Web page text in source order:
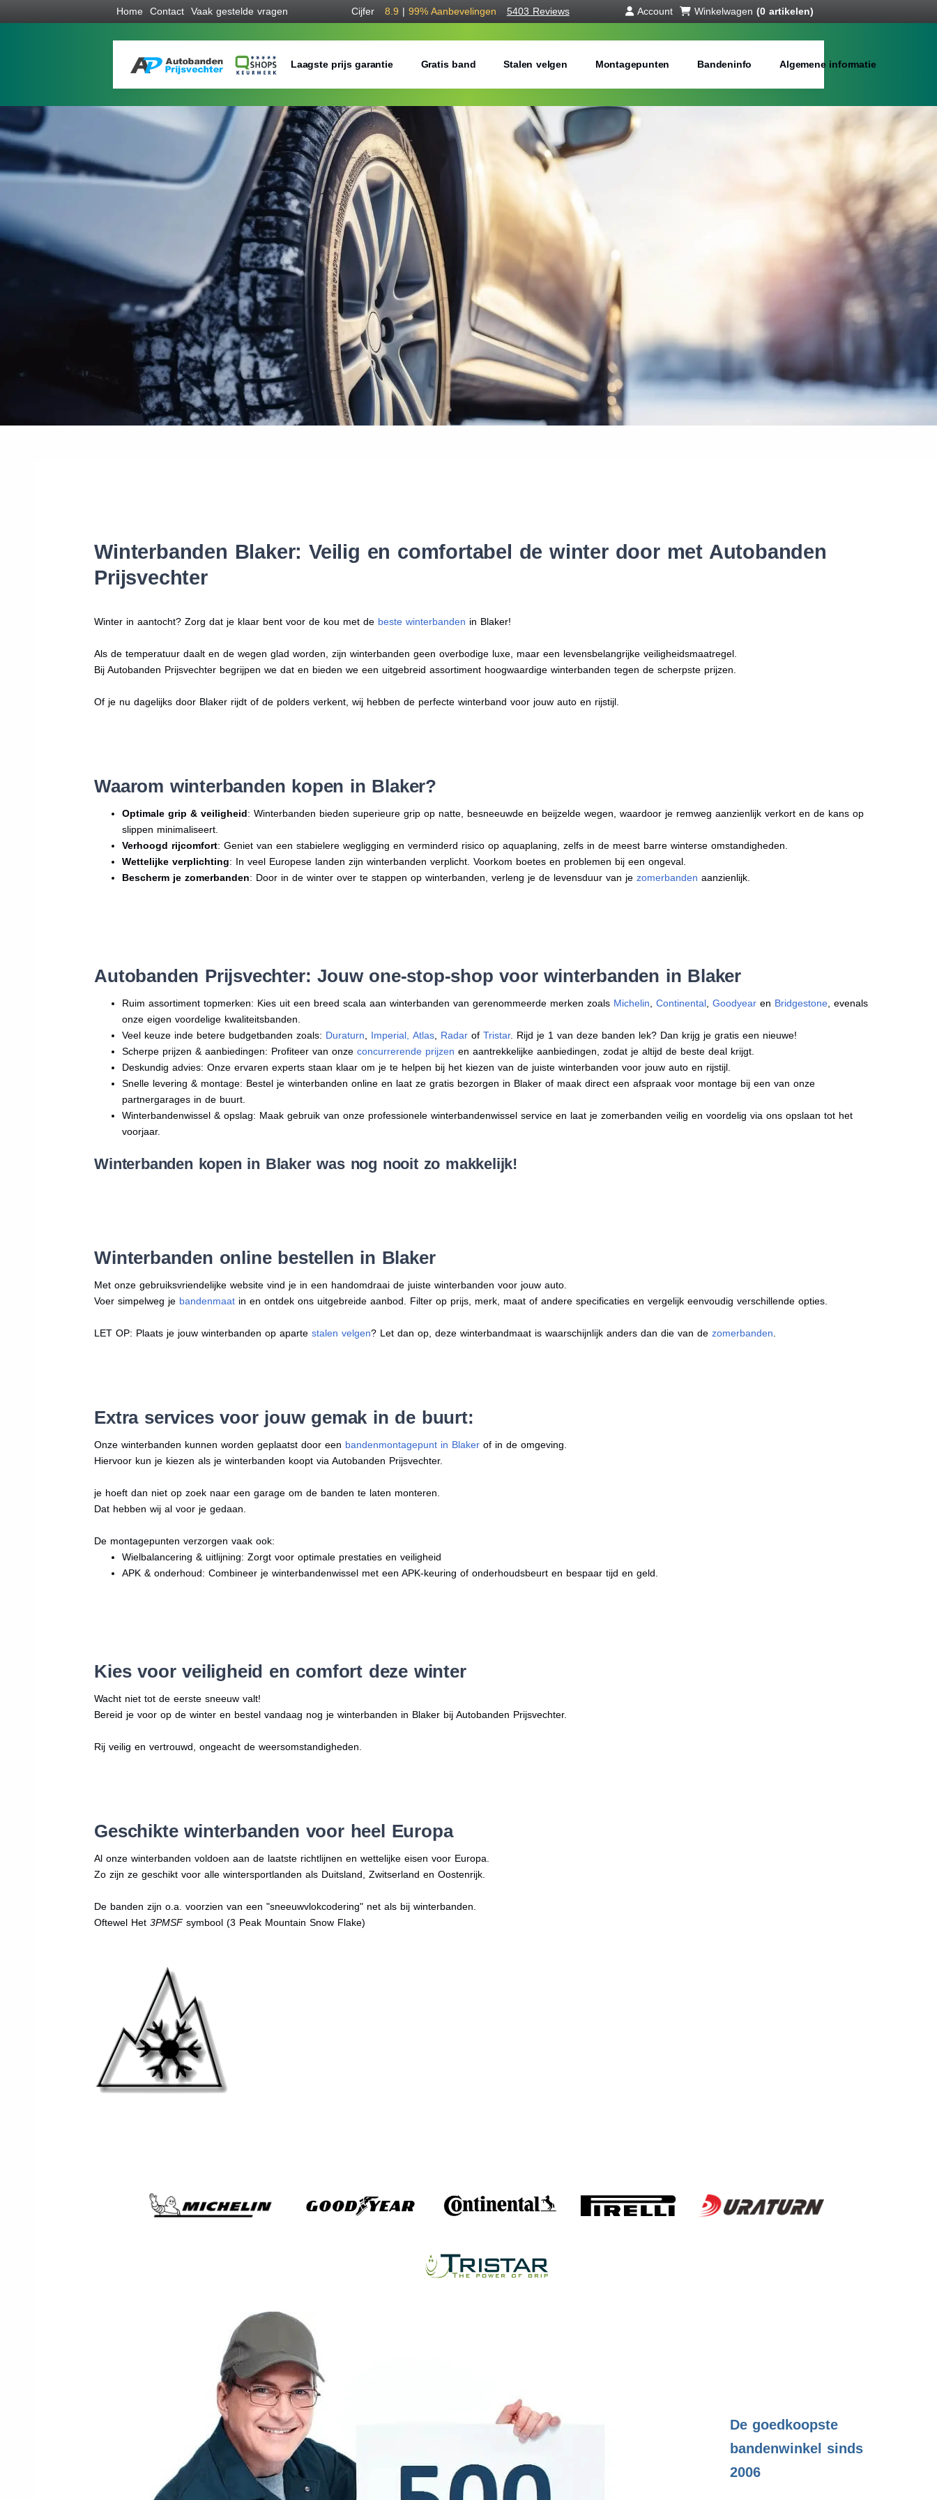
Home Contact Vaak gestelde vragen Cijfer 8.9 | 99% Aanbevelingen 5403 Reviews Account Winkelwagen (0 artikelen)
Laagste prijs garantie Gratis band Stalen velgen Montagepunten Bandeninfo Algemene informatie
Bestel voordelig winterbanden
Seizoen:
Breedte: Hoogte:
Waar vind ik de maat van mijn banden
Help mij met bestellen
Winterbanden Blaker: Veilig en comfortabel de winter door met Autobanden
Prijsvechter
Winter in aantocht? Zorg dat je klaar bent voor de kou met de beste winterbanden in Blaker!
Als de temperatuur daalt en de wegen glad worden, zijn winterbanden geen overbodige luxe, maar een levensbelangrijke veiligheidsmaatregel.
Bij Autobanden Prijsvechter begrijpen we dat en bieden we een uitgebreid assortiment hoogwaardige winterbanden tegen de scherpste prijzen.
Of je nu dagelijks door Blaker rijdt of de polders verkent, wij hebben de perfecte winterband voor jouw auto en rijstijl.
Waarom winterbanden kopen in Blaker?
Optimale grip & veiligheid: Winterbanden bieden superieure grip op natte, besneeuwde en beijzelde wegen, waardoor je remweg aanzienlijk verkort en de kans op
slippen minimaliseert.
Verhoogd rijcomfort: Geniet van een stabielere wegligging en verminderd risico op aquaplaning, zelfs in de meest barre winterse omstandigheden.
Wettelijke verplichting: In veel Europese landen zijn winterbanden verplicht. Voorkom boetes en problemen bij een ongeval.
Bescherm je zomerbanden: Door in de winter over te stappen op winterbanden, verleng je de levensduur van jezomerbanden aanzienlijk.
Autobanden Prijsvechter: Jouw one-stop-shop voor winterbanden in Blaker
Ruim assortiment topmerken: Kies uit een breed scala aan winterbanden van gerenommeerde merken zoals Michelin ,Continental ,Goodyear en Bridgestone , evenals
onze eigen voordelige kwaliteitsbanden.
Veel keuze inde betere budgetbanden zoals: Duraturn Imperial Atlas Radar ofTristar. Rijd je 1 van deze banden lek? Dan krijg je gratis een nieuwe!
Scherpe prijzen & aanbiedingen: Profiteer van onzeconcurrerende prijzen en aantrekkelijke aanbiedingen, zodat je altijd de beste deal krijgt.
Deskundig advies: Onze ervaren experts staan klaar om je te helpen bij het kiezen van de juiste winterbanden voor jouw auto en rijstijl.
Snelle levering & montage: Bestel je winterbanden online en laat ze gratis bezorgen in Blaker of maak direct een afspraak voor montage bij een van onze
partnergarages in de buurt.
Winterbandenwissel & opslag: Maak gebruik van onze professionele winterbandenwissel service en laat je zomerbanden veilig en voordelig via ons opslaan tot het
voorjaar.
Winterbanden kopen in Blaker was nog nooit zo makkelijk!
Winterbanden online bestellen in Blaker
Met onze gebruiksvriendelijke website vind je in een handomdraai de juiste winterbanden voor jouw auto.
Voer simpelweg je bandenmaat in en ontdek ons uitgebreide aanbod. Filter op prijs, merk, maat of andere specificaties en vergelijk eenvoudig verschillende opties.
LET OP: Plaats je jouw winterbanden op apartestalen velgen? Let dan op, deze winterbandmaat is waarschijnlijk anders dan die van dezomerbanden
Extra services voor jouw gemak in de buurt:
Onze winterbanden kunnen worden geplaatst door een bandenmontagepunt in Blaker of in de omgeving.
Hiervoor kun je kiezen als je winterbanden koopt via Autobanden Prijsvechter.
je hoeft dan niet op zoek naar een garage om de banden te laten monteren.
Dat hebben wij al voor je gedaan.
De montagepunten verzorgen vaak ook:
Wielbalancering & uitlijning: Zorgt voor optimale prestaties en veiligheid
APK & onderhoud: Combineer je winterbandenwissel met een APK-keuring of onderhoudsbeurt en bespaar tijd en geld.
Kies voor veiligheid en comfort deze winter
Wacht niet tot de eerste sneeuw valt!
Bereid je voor op de winter en bestel vandaag nog je winterbanden in Blaker bij Autobanden Prijsvechter.
Rij veilig en vertrouwd, ongeacht de weersomstandigheden.
Geschikte winterbanden voor heel Europa
Al onze winterbanden voldoen aan de laatste richtlijnen en wettelijke eisen voor Europa.
Zo zijn ze geschikt voor alle wintersportlanden als Duitsland, Zwitserland en Oostenrijk.
De banden zijn o.a. voorzien van een "sneeuwvlokcodering" net als bij winterbanden.
Oftewel Het3PMSFsymbool (3 Peak Mountain Snow Flake)
De goedkoopste
bandenwinkel sinds
2006